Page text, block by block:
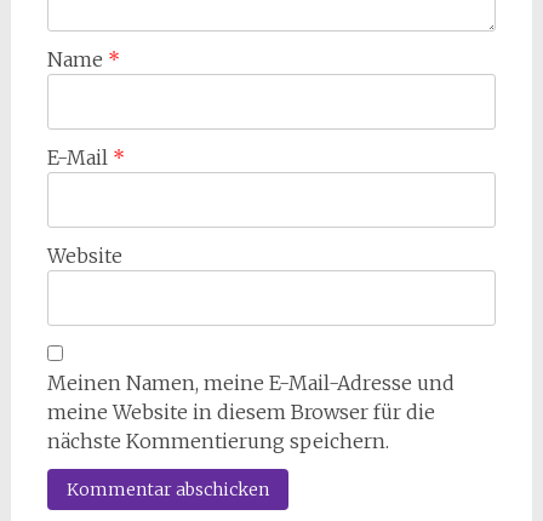
Name *
E-Mail *
Website
Meinen Namen, meine E-Mail-Adresse und
meine Website in diesem Browser für die
nächste Kommentierung speichern.